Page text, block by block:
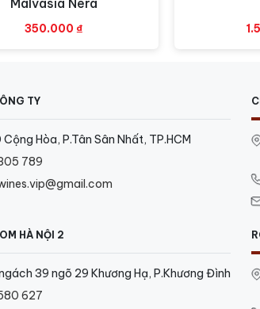
350.000 ₫
TY
Cộng Hòa, P.Tân Sân Nhất, TP.HCM
789
HÀ NỘI 2
39 ngõ 29 Khương Hạ, P.Khương Đình
627